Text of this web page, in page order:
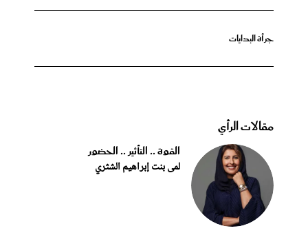
جرأة البدايات
مقالات الرأي
القوة .. التأثير .. الحضور
لمى بنت إبراهيم الشثري